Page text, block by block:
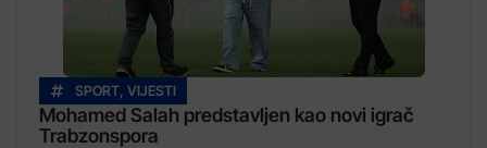
SPORT VIJESTI
Mohamed Salah predstavljen kao novi igrač
Trabzonspora